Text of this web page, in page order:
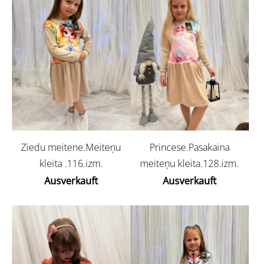
Ziedu meitene.Meiteņu
kleita .116.izm.
Ausverkauft
Princese.Pasakaina
meiteņu kleita.128.izm.
Ausverkauft